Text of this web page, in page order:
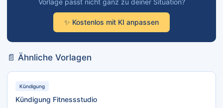
Vorlage passt nicht ganz zu deiner Situation?
✨ Kostenlos mit KI anpassen
📄 Ähnliche Vorlagen
Kündigung
Kündigung Fitnessstudio